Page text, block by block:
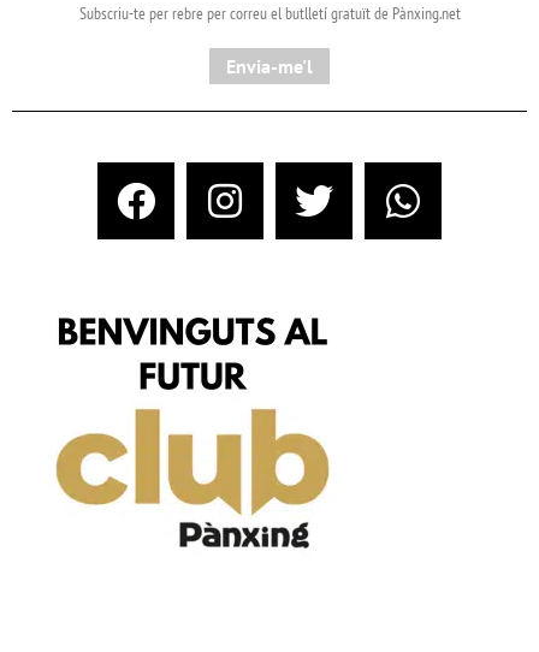
Subscriu-te per rebre per correu el butlletí gratuït de Pànxing.net​
Envia-me'l